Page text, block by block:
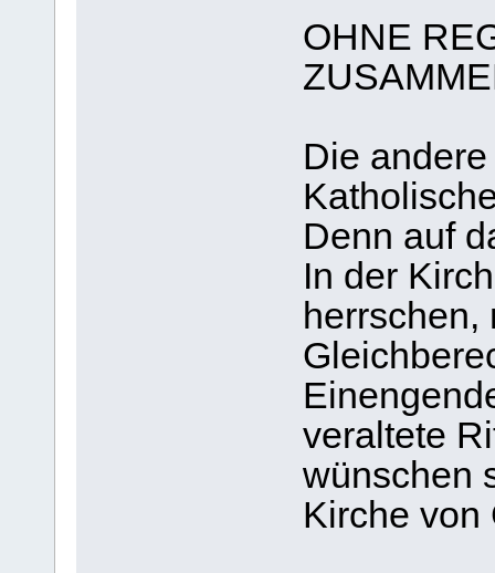
OHNE
Die
Denn auf
In der
herrschen,
veraltete
wünschen
Kirche von